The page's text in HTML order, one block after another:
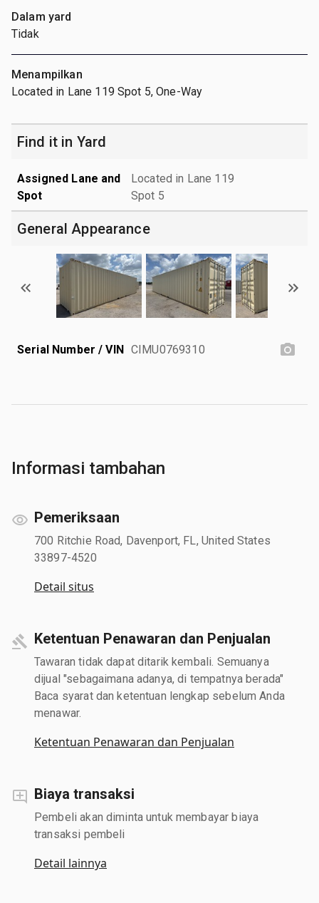
Dalam yard
Tidak
Menampilkan
Located in Lane 119 Spot 5, One-Way
Find it in Yard
Assigned Lane and
Spot
Located in Lane 119
Spot 5
General Appearance
Serial Number / VIN CIMU0769310
Informasi tambahan
Pemeriksaan
700 Ritchie Road, Davenport, FL, United States
33897-4520
Detail situs
Ketentuan Penawaran dan Penjualan
Tawaran tidak dapat ditarik kembali. Semuanya
dijual "sebagaimana adanya, di tempatnya berada"
Baca syarat dan ketentuan lengkap sebelum Anda
menawar.
Ketentuan Penawaran dan Penjualan
Biaya transaksi
Pembeli akan diminta untuk membayar biaya
transaksi pembeli
Detail lainnya